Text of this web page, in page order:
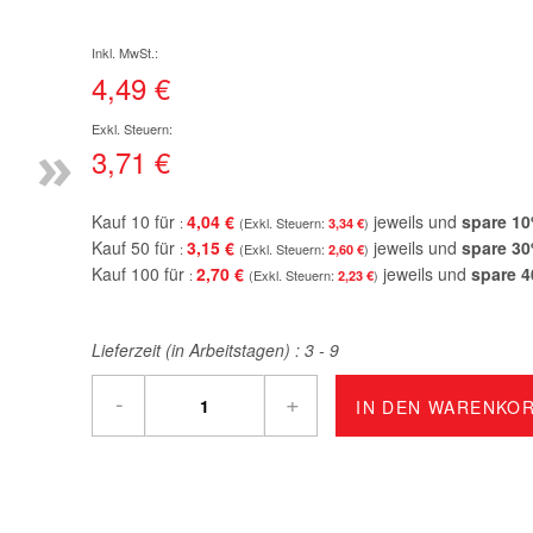
»
4,49 €
3,71 €
Kauf 10 für 4,04 € 3,34 € jeweils und spare 10
Kauf 50 für 3,15 € 2,60 € jeweils und spare 30
Kauf 100 für 2,70 € 2,23 € jeweils und spare
Lieferzeit (in Arbeitstagen) : 3 - 9
- + IN DEN